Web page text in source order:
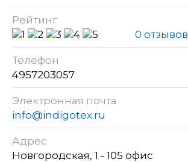
Рейтинг
0 отзывов
Телефон
4957203057
Электронная почта
info@indigotex.ru
Адрес
Новгородская, 1 - 105 офис